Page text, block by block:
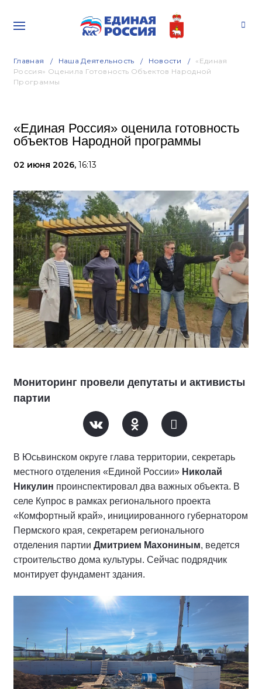
Главная Наша Деятельность Новости
«Единая
Россия» Оценила Готовность Объектов Народной
Программы
«Единая Россия» оценила готовность
объектов Народной программы
02 июня 2026, 16:13
Мониторинг провели депутаты и активисты
партии
В Юсьвинском округе глава территории, секретарь
местного отделения «Единой России» Николай
Никулин проинспектировал два важных объекта. В
селе Купрос в рамках регионального проекта
«Комфортный край», инициированного губернатором
Пермского края, секретарем регионального
отделения партии Дмитрием Махониным, ведется
строительство дома культуры. Сейчас подрядчик
монтирует фундамент здания.